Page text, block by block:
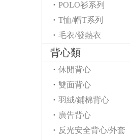
POLO衫系列
T恤/帽T系列
毛衣/發熱衣
背心類
休閒背心
雙面背心
羽絨/鋪棉背心
廣告背心
反光安全背心/外套